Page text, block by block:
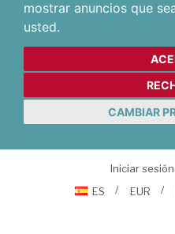
mostrar anuncios que
usted.
CAMBIAR
Iniciar sesión
ES
EUR